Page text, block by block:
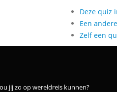
Deze quiz
Een
Zelf een
jij zo op wereldreis kunnen?